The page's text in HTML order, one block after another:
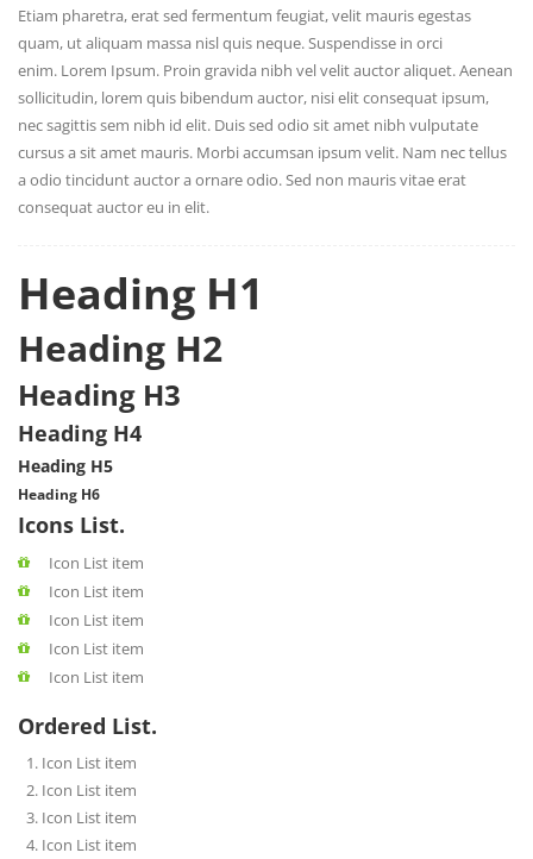
Etiam pharetra, erat sed fermentum feugiat, velit mauris egestas
quam, ut aliquam massa nisl quis neque. Suspendisse in orci
enim. Lorem Ipsum. Proin gravida nibh vel velit auctor aliquet. Aenean
sollicitudin, lorem quis bibendum auctor, nisi elit consequat ipsum,
nec sagittis sem nibh id elit. Duis sed odio sit amet nibh vulputate
cursus a sit amet mauris. Morbi accumsan ipsum velit. Nam nec tellus
a odio tincidunt auctor a ornare odio. Sed non mauris vitae erat
consequat auctor eu in elit.
Heading H1
Heading H2
Heading H3
Heading H4
Heading H5
Heading H6
Icons List.
Icon List item
Icon List item
Icon List item
Icon List item
Icon List item
Ordered List.
Icon List item
Icon List item
Icon List item
Icon List item